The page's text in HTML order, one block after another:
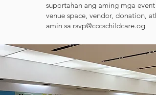
suportahan ang aming mga
venue space, vendor, donation,
amin sa rsvp@cccschildcare.og